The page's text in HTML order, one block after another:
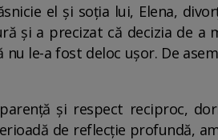
el și soția lui, Elena,
și a precizat că decizia de a
le-a fost deloc ușor. De
și respect reciproc,
de reflecție profundă,